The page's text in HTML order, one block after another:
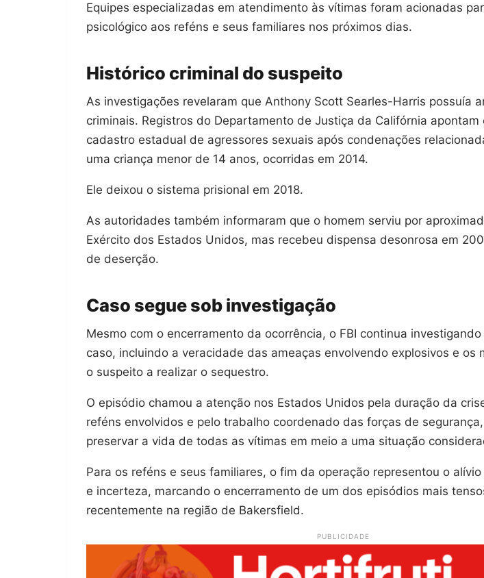
Equipes especializadas em atendimento às vítimas foram acionadas
psicológico aos reféns e seus familiares nos próximos dias.
Histórico criminal do suspeito
As investigações revelaram que Anthony Scott Searles-Harris possuía
criminais. Registros do Departamento de Justiça da Califórnia apontam
cadastro estadual de agressores sexuais após condenações
uma criança menor de 14 anos, ocorridas em 2014.
Ele deixou o sistema prisional em 2018.
As autoridades também informaram que o homem serviu por
Exército dos Estados Unidos, mas recebeu dispensa desonrosa em
de deserção.
Caso segue sob investigação
Mesmo com o encerramento da ocorrência, o FBI continua
caso, incluindo a veracidade das ameaças envolvendo explosivos e os
o suspeito a realizar o sequestro.
O episódio chamou a atenção nos Estados Unidos pela duração da
reféns envolvidos e pelo trabalho coordenado das forças de
preservar a vida de todas as vítimas em meio a uma situação
Para os reféns e seus familiares, o fim da operação representou o
e incerteza, marcando o encerramento de um dos episódios mais
recentemente na região de Bakersfield.
PUBLICIDADE